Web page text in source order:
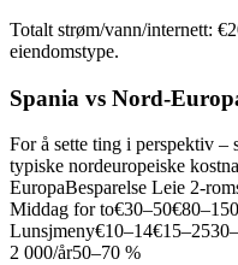
Totalt strøm/vann/internett:
eiendomstype.
Spania vs Nord-
For å sette ting i perspektiv
typiske nordeuropeiske
EuropaBesparelse Leie 2-
Middag for
2 000/år50–70 %